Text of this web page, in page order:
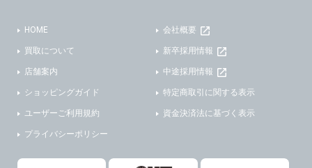
HOME
買取について
店舗案内
ショッピングガイド
ユーザーご利用規約
プライバシーポリシー
会社概要
新卒採用情報
中途採用情報
特定商取引に関する表示
資金決済法に基づく表示